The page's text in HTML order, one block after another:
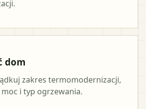
dom
zakres termomodernizacji,
i typ ogrzewania.